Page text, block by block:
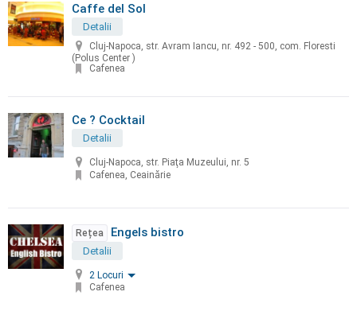
Caffe del Sol
Detalii
Cluj-Napoca, str. Avram Iancu, nr. 492 - 500, com. Floresti
(Polus Center )
Cafenea
Ce ? Cocktail
Detalii
Cluj-Napoca, str. Piaţa Muzeului, nr. 5
Cafenea, Ceainărie
Rețea Engels bistro
Detalii
2 Locuri
Cafenea